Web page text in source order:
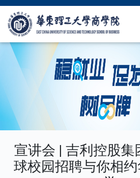
宣讲会 | 吉利控股集
球校园招聘与你相